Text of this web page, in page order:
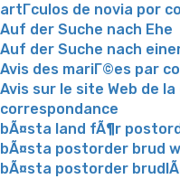
artГ­culos de novia por
Auf der Suche nach Ehe
Auf der Suche nach
Avis des mariГ©es par
Avis sur le site Web de
correspondance
bÃ¤sta land fÃ¶r
bÃ¤sta postorder brud
bÃ¤sta postorder